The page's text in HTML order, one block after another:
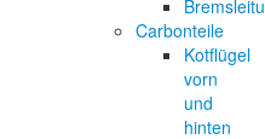
Carbonteile
Kotflügel
vorn
und
hinten